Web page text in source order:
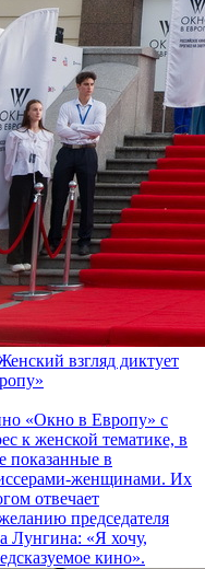
взгляд диктует
«Окно в Европу» с
к женской тематике, в
показанные в
женщинами. Их
отвечает
председателя
Лунгина: «Я хочу,
кино».